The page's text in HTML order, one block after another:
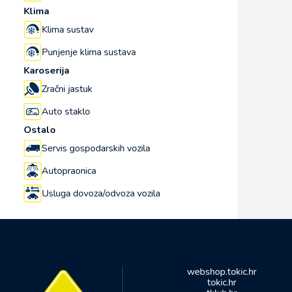
Klima
Klima sustav
Punjenje klima sustava
Karoserija
Zračni jastuk
Auto staklo
Ostalo
Servis gospodarskih vozila
Autopraonica
Usluga dovoza/odvoza vozila
webshop.tokic.hr
tokic.hr